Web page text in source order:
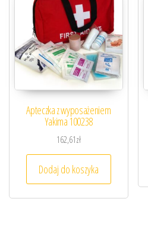
Apteczka z wyposażeniem
Yakima 100238
162,61zł
Dodaj do koszyka